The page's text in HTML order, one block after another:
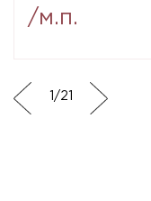
/м.п.
/21